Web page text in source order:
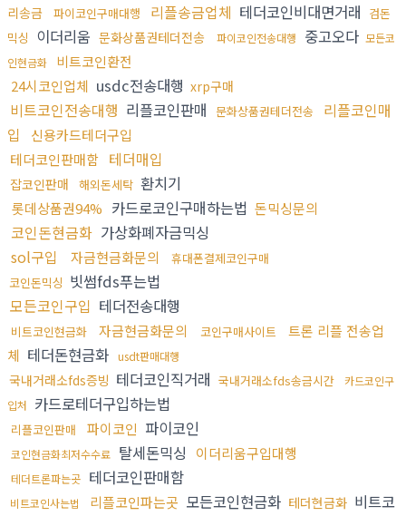
리송금
파이코인구매대행 리플송금업체 테더코인비대면거래 검돈
믹싱 이더리움 문화상품권테더전송 파이코인전송대행 중고오다 모든코
인현금화
비트코인환전
24시코인업체 usdc전송대행 xrp구매
비트코인전송대행 리플코인판매 문화상품권테더전송
리플코인매
입
신용카드테더구입
테더코인판매함 테더매입
잡코인판매 해외돈세탁 환치기
롯데상품권94% 카드로코인구매하는법 돈믹싱문의
코인돈현금화 가상화폐자금믹싱
sol구입
자금현금화문의
휴대폰결제코인구매
코인돈믹싱 빗썸fds푸는법
모든코인구입 테더전송대행
비트코인현금화 자금현금화문의 코인구매사이트
트론 리플 전송업
체 테더돈현금화 usdt판매대행
국내거래소fds증빙 테더코인직거래 국내거래소fds송금시간
카드코인구
입처 카드로테더구입하는법
리플코인판매 파이코인 파이코인
코인현금화최저수수료 탈세돈믹싱 이더리움구입대행
테더트론파는곳 테더코인판매함
비트코인사는법 리플코인파는곳 모든코인현금화 테더현금화 비트코